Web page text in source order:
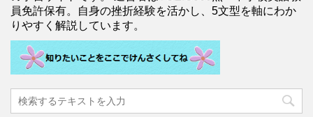
員免許保有。自身の挫折経験を活かし、5文型を軸にわか
りやすく解説しています。